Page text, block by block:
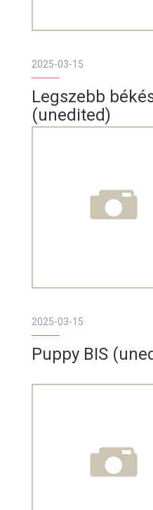
2025-03-15
Legszebb
(unedited)
2025-03-15
Puppy BIS